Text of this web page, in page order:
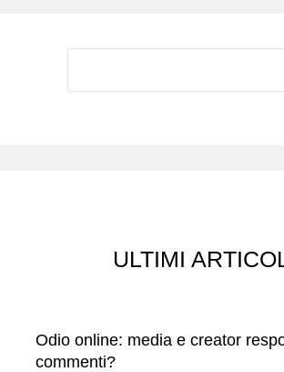
ULTIMI
Odio online: media e creator
commenti?